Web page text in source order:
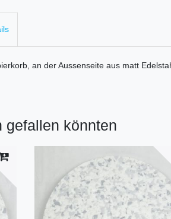
an der Aussenseite aus matt
gefallen könnten